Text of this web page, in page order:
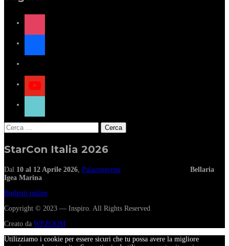
instagram
facebook
x
youtube
tiktok
Ricerca
per:
StarCon Italia 2026
Dal 10 al 12 Aprile 2026, Palacongressi
Bellaria
Igea Marina
Biglietti online
Copyright © 2023 — Inspiro. All Rights Reserved
Creato da WPZOOM
Utilizziamo i cookie per essere sicuri che tu possa avere la migliore